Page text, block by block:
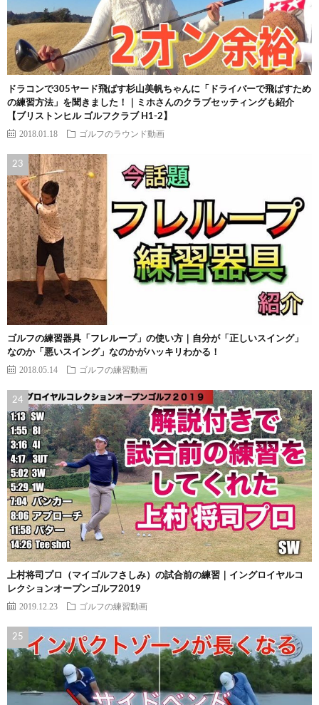
ドラコンで305ヤード飛ばす杉山美帆ちゃんに「ドライバーで飛ばすため
の練習方法」を聞きました！｜ミホさんのクラブセッティングも紹介
【ブリストンヒル ゴルフクラブ H1-2】
2018.01.18 ゴルフのラウンド動画
ゴルフの練習器具「フレループ」の使い方｜自分が「正しいスイング」
なのか「悪いスイング」なのかがハッキリわかる！
2018.05.14 ゴルフの練習動画
上村将司プロ（マイゴルフさしみ）の試合前の練習｜イングロイヤルコ
レクションオープンゴルフ2019
2019.12.23 ゴルフの練習動画